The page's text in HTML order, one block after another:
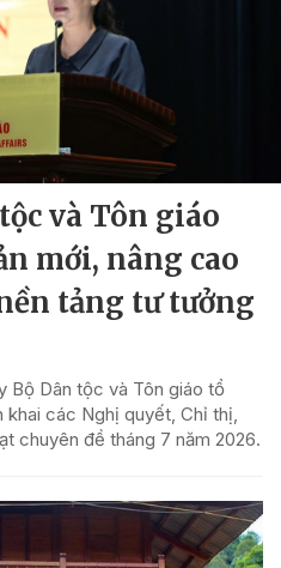
và Tôn giáo
mới, nâng cao
tảng tư tưởng
Bộ Dân tộc và Tôn giáo tổ
các Nghị quyết, Chỉ thị,
chuyên đề tháng 7 năm 2026.